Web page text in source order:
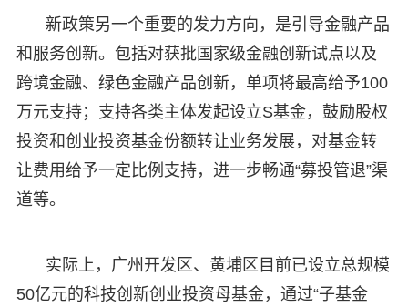
新政策另一个重要的发力方向，是引导金融产品
和服务创新。包括对获批国家级金融创新试点以及
跨境金融、绿色金融产品创新，单项将最高给予100
万元支持；支持各类主体发起设立S基金，鼓励股权
投资和创业投资基金份额转让业务发展，对基金转
让费用给予一定比例支持，进一步畅通“募投管退”渠
道等。
实际上，广州开发区、黄埔区目前已设立总规模
50亿元的科技创新创业投资母基金，通过“子基金